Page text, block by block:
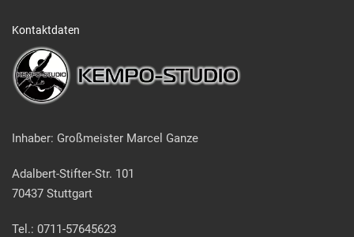
Kontaktdaten
Inhaber: Großmeister Marcel Ganze
Adalbert-Stifter-Str. 101
70437 Stuttgart
Tel.: 0711-57645623